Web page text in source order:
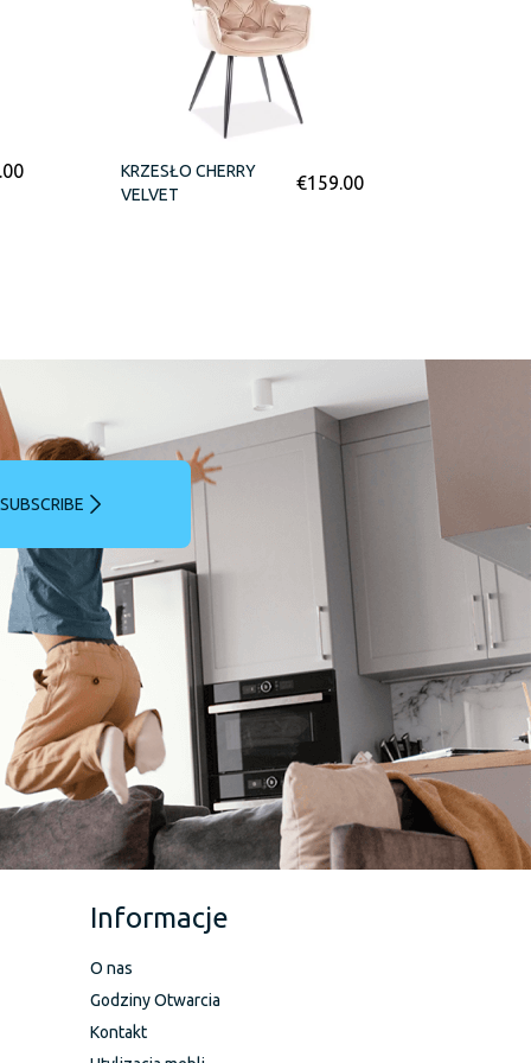
KRZESŁO CHERRY
VELVET
€159.00
SUBSCRIBE
Informacje
O nas
Godziny Otwarcia
Kontakt